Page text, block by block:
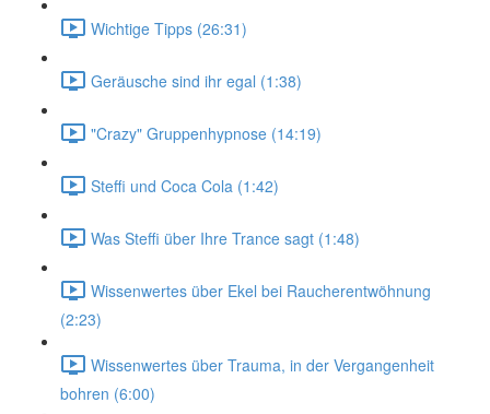
Wichtige Tipps (26:31)
Geräusche sind ihr egal (1:38)
"Crazy" Gruppenhypnose (14:19)
Steffi und Coca Cola (1:42)
Was Steffi über Ihre Trance sagt (1:48)
Wissenwertes über Ekel bei Raucherentwöhnung
(2:23)
Wissenwertes über Trauma, in der Vergangenheit
bohren (6:00)